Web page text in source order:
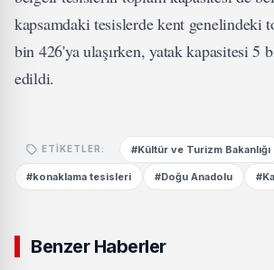
kapsamdaki tesislerde kent genelindeki
bin 426'ya ulaşırken, yatak kapasitesi 5
edildi.
ETIKETLER: #Kültür ve Turizm Bakanlığı
#konaklama tesisleri #Doğu Anadolu
Benzer Haberler